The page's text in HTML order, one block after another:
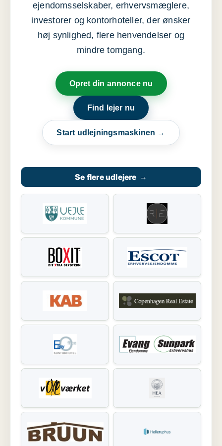
ejendomsselskaber, erhvervsmæglere,
investorer og kontorhoteller, der ønsker
høj synlighed, flere henvendelser og
mindre tomgang.
Opret din annonce nu
Find lejer nu
Start udlejningsmaskinen →
Se flere udlejere →